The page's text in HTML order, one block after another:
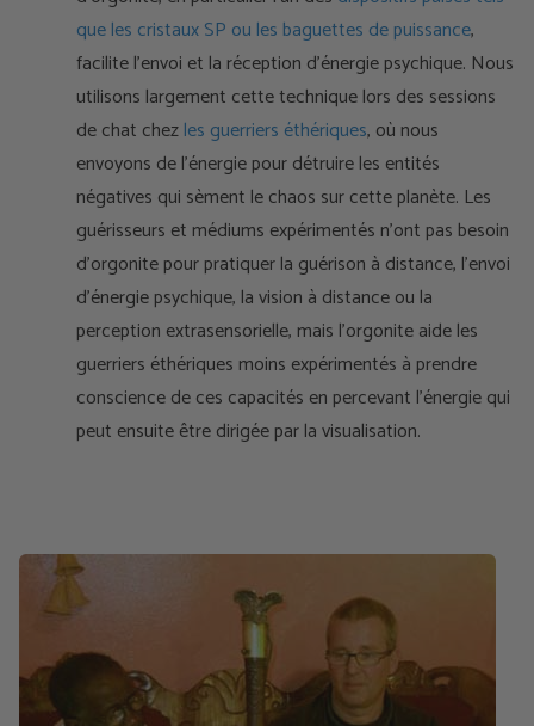
que les cristaux SP ou les baguettes de puissance,
facilite l'envoi et la réception d'énergie psychique. Nous
utilisons largement cette technique lors des sessions
de chat chezles guerriers éthériques, où nous
envoyons de l'énergie pour détruire les entités
négatives qui sèment le chaos sur cette planète. Les
guérisseurs et médiums expérimentés n'ont pas besoin
d'orgonite pour pratiquer la guérison à distance, l'envoi
d'énergie psychique, la vision à distance ou la
perception extrasensorielle, mais l'orgonite aide les
guerriers éthériques moins expérimentés à prendre
conscience de ces capacités en percevant l'énergie qui
peut ensuite être dirigée par la visualisation.